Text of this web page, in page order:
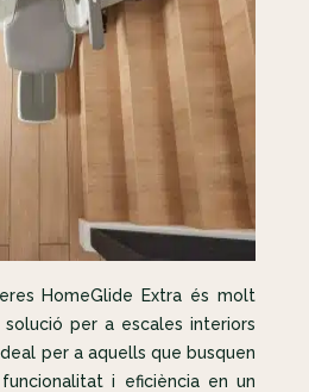
HomeGlide Extra és molt
per a escales interiors
per a aquells que busquen
i eficiència en un